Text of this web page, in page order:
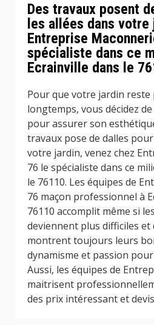
Des travaux posent
les allées dans votre
Entreprise
spécialiste dans ce
Ecrainville dans le
Pour que votre jardin
longtemps, vous décidez
pour assurer son
travaux pose de dalles
votre jardin, venez chez
76 le spécialiste dans ce
le 76110. Les équipes de
76 maçon professionnel à
76110 accomplit même si
deviennent plus difficiles et
montrent toujours leurs
dynamisme et passion
Aussi, les équipes de
maitrisent
des prix intéressant et